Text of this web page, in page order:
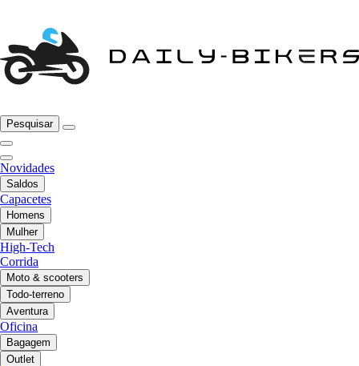
Pesquisar
Novidades
Saldos
Capacetes
Homens
Mulher
High-Tech
Corrida
Moto & scooters
Todo-terreno
Aventura
Oficina
Bagagem
Outlet